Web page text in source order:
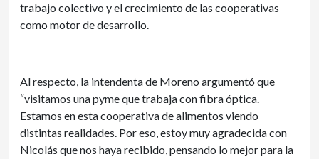
trabajo colectivo y el crecimiento de las cooperativas
como motor de desarrollo.
Al respecto, la intendenta de Moreno argumentó que
“visitamos una pyme que trabaja con fibra óptica.
Estamos en esta cooperativa de alimentos viendo
distintas realidades. Por eso, estoy muy agradecida con
Nicolás que nos haya recibido, pensando lo mejor para la